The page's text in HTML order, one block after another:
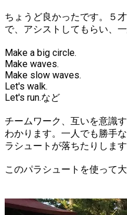
ちょうど良かったです。５
で、アシストしてもらい、
Make a big circle.
Make waves.
Make slow waves.
Let's walk.
Let's run.など
チームワーク、互いを意識
わかります。一人でも勝手
ラシュートが落ちたりします
このパラシュートを使って